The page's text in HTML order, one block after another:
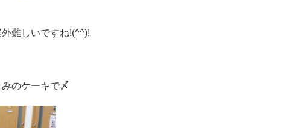
難しいですね!(^^)!
のケーキで〆